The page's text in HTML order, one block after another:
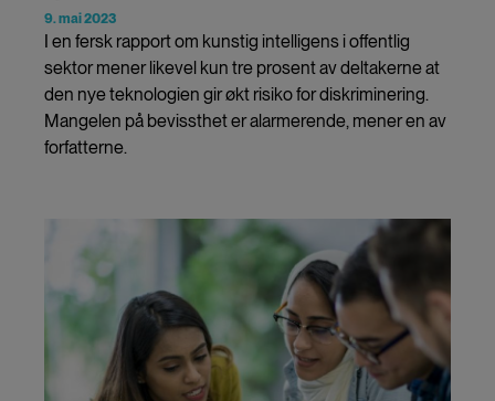
9. mai 2023
I en fersk rapport om kunstig intelligens i offentlig
sektor mener likevel kun tre prosent av deltakerne at
den nye teknologien gir økt risiko for diskriminering.
Mangelen på bevissthet er alarmerende, mener en av
forfatterne.